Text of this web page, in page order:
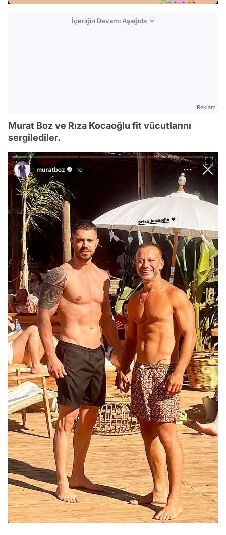
İçeriğin Devamı Aşağıda
Reklam
Murat Boz ve Rıza Kocaoğlu fit vücutlarını
sergilediler.